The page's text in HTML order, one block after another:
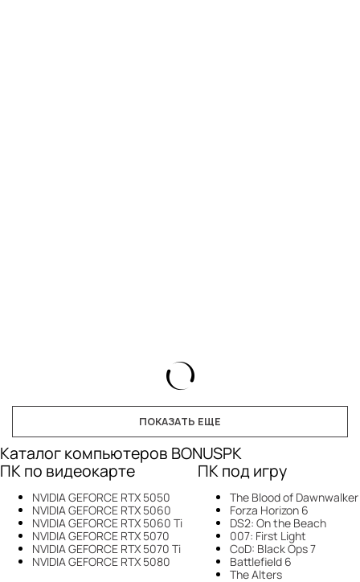
ПОКАЗАТЬ ЕЩЕ
Каталог компьютеров BONUSPK
ПК по видеокарте
NVIDIA GEFORCE RTX 5050
NVIDIA GEFORCE RTX 5060
NVIDIA GEFORCE RTX 5060 Ti
NVIDIA GEFORCE RTX 5070
NVIDIA GEFORCE RTX 5070 Ti
NVIDIA GEFORCE RTX 5080
ПК под игру
The Blood of Dawnwalker
Forza Horizon 6
DS2: On the Beach
007: First Light
CoD: Black Ops 7
Battlefield 6
The Alters